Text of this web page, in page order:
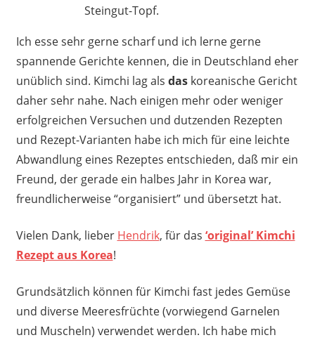
Steingut-Topf.
Ich esse sehr gerne scharf und ich lerne gerne
spannende Gerichte kennen, die in Deutschland eher
unüblich sind. Kimchi lag als daskoreanische Gericht
daher sehr nahe. Nach einigen mehr oder weniger
erfolgreichen Versuchen und dutzenden Rezepten
und Rezept-Varianten habe ich mich für eine leichte
Abwandlung eines Rezeptes entschieden, daß mir ein
Freund, der gerade ein halbes Jahr in Korea war,
freundlicherweise “organisiert” und übersetzt hat.
Vielen Dank, lieber Hendrik, für das ‘original’ Kimchi
Rezept aus Korea!
Grundsätzlich können für Kimchi fast jedes Gemüse
und diverse Meeresfrüchte (vorwiegend Garnelen
und Muscheln) verwendet werden. Ich habe mich